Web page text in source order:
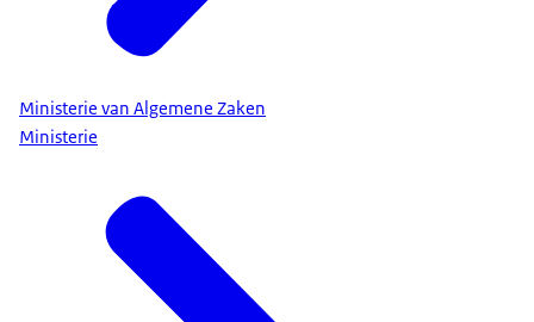
betalingsherinnering bij verkeersboetes. Met deze
en andere maatregelen willen wij voorkomen dat
ook gesproken over het wetsvoorstel om de
kerndoelen in het onderwijs te herzien. In het
kwaliteit van het onderwijs gaan verbeteren. Het
kabinet kiest voor een focus op lezen, schrijven en
rekenen, in alle vakken. Die basisvaardigheden
staan onder druk. Maar om succes te hebben op
Ministerie van Algemene Zaken
Ministerie